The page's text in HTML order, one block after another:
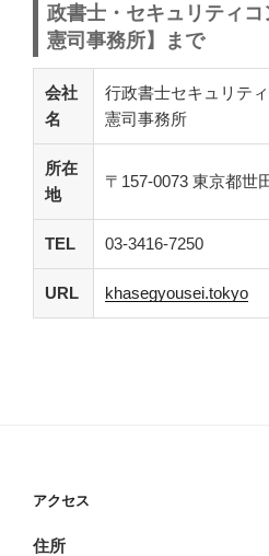
政書士・セキュリティコ
憲司事務所】まで
会社
名
行政書士セキュリテ
憲司事務所
所在
地
〒157-0073 東京都世
TEL 03-3416-7250
URL khasegyousei.tokyo
アクセス
住所